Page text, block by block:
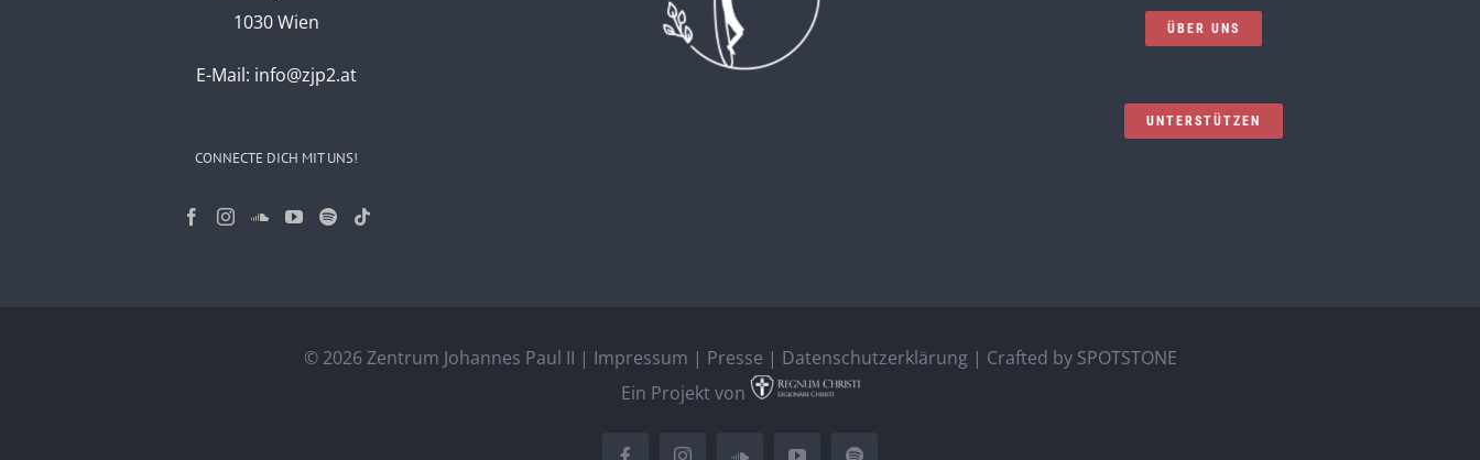
1030 Wien
E-Mail: info@zjp2.at
CONNECTE DICH MIT UNS!
ÜBER UNS
UNTERSTÜTZEN
© 2026 Zentrum Johannes Paul II | Impressum | Presse | Datenschutzerklärung| Crafted by SPOTSTONE
Ein Projekt von